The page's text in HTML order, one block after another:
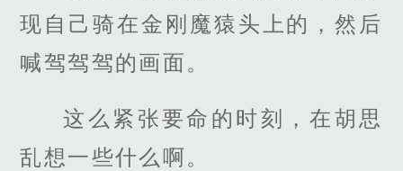
现自己骑在金刚魔猿头上的，然后
喊驾驾驾的画面。
这么紧张要命的时刻，在胡思
乱想一些什么啊。